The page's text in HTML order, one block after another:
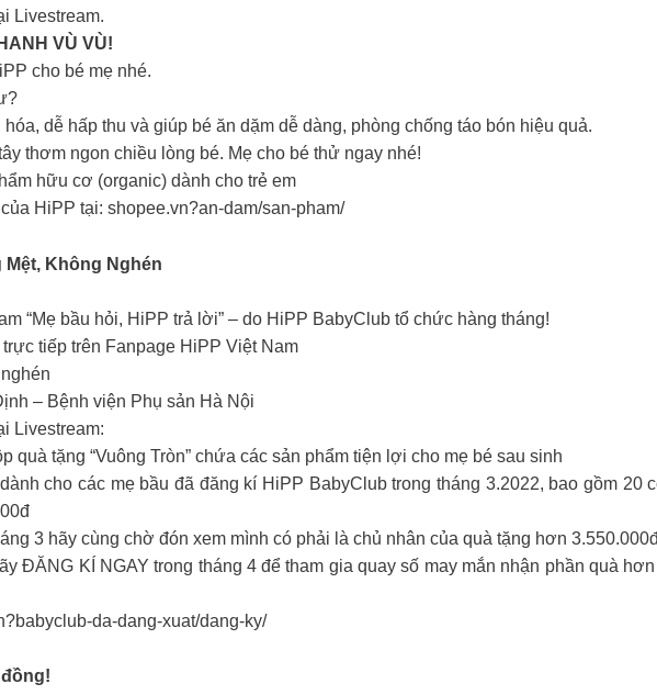
Livestream.
VÙ VÙ!
cho bé mẹ nhé.
dễ hấp thu và giúp bé ăn dặm dễ dàng, phòng chống táo bón hiệu quả.
thơm ngon chiều lòng bé. Mẹ cho bé thử ngay nhé!
hữu cơ (organic) dành cho trẻ em
HiPP tại: shopee.vn?an-dam/san-pham/
Mệt, Không Nghén
“Mẹ bầu hỏi, HiPP trả lời” – do HiPP BabyClub tổ chức hàng tháng!
tiếp trên Fanpage HiPP Việt Nam
– Bệnh viện Phụ sản Hà Nội
Livestream:
quà tặng “Vuông Tròn” chứa các sản phẩm tiện lợi cho mẹ bé sau sinh
cho các mẹ bầu đã đăng kí HiPP BabyClub trong tháng 3.2022, bao gồm 20
3 hãy cùng chờ đón xem mình có phải là chủ nhân của quà tặng hơn
ĐĂNG KÍ NGAY trong tháng 4 để tham gia quay số may mắn nhận phần quà
da-dang-xuat/dang-ky/